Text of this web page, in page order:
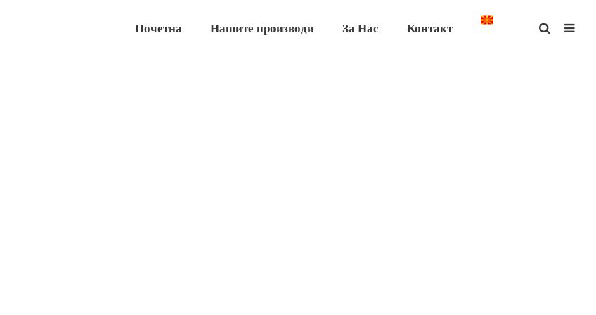
Почетна Нашите производи За Нас Контакт